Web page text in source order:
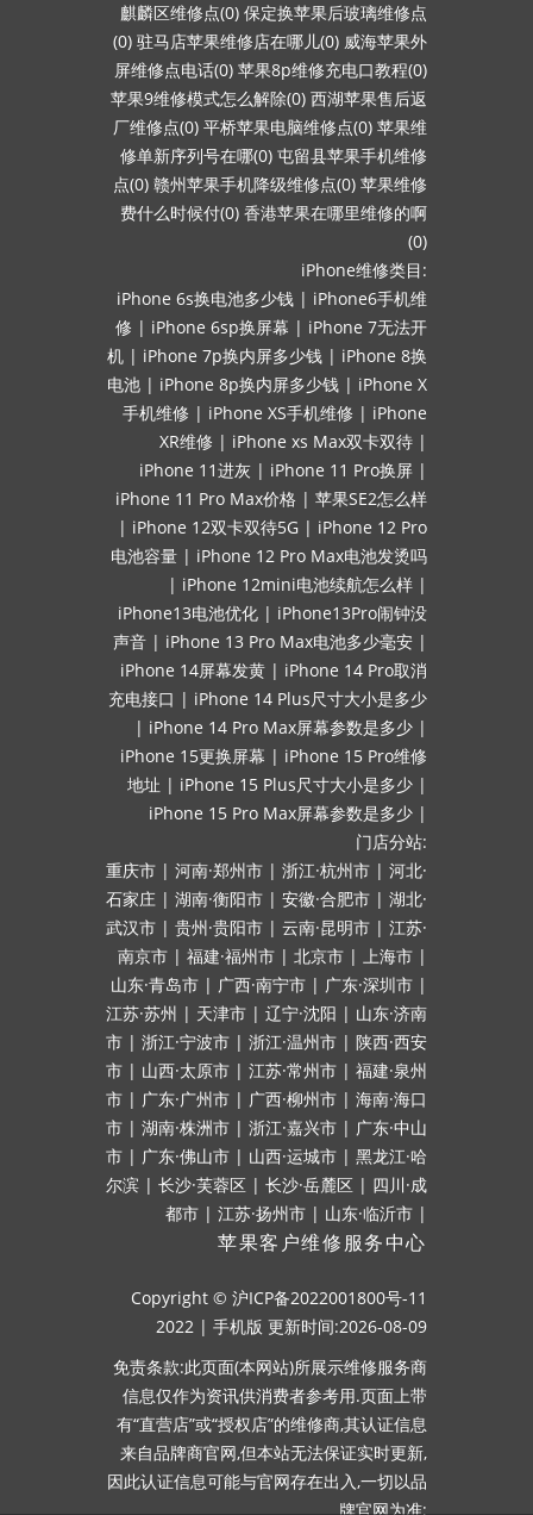
麒麟区维修点(0) 保定换苹果后玻璃维修点
(0) 驻马店苹果维修店在哪儿(0) 威海苹果外
屏维修点电话(0) 苹果8p维修充电口教程(0)
苹果9维修模式怎么解除(0) 西湖苹果售后返
厂维修点(0) 平桥苹果电脑维修点(0) 苹果维
修单新序列号在哪(0) 屯留县苹果手机维修
点(0) 赣州苹果手机降级维修点(0) 苹果维修
费什么时候付(0) 香港苹果在哪里维修的啊
(0)
iPhone维修类目:
iPhone 6s换电池多少钱 | iPhone6手机维
修 | iPhone 6sp换屏幕 | iPhone 7无法开
机 | iPhone 7p换内屏多少钱 | iPhone 8换
电池 | iPhone 8p换内屏多少钱 | iPhone X
手机维修 | iPhone XS手机维修 | iPhone
XR维修 | iPhone xs Max双卡双待 |
iPhone 11进灰 | iPhone 11 Pro换屏 |
iPhone 11 Pro Max价格 | 苹果SE2怎么样
| iPhone 12双卡双待5G | iPhone 12 Pro
电池容量 | iPhone 12 Pro Max电池发烫吗
| iPhone 12mini电池续航怎么样 |
iPhone13电池优化 | iPhone13Pro闹钟没
声音 | iPhone 13 Pro Max电池多少毫安 |
iPhone 14屏幕发黄 | iPhone 14 Pro取消
充电接口 | iPhone 14 Plus尺寸大小是多少
| iPhone 14 Pro Max屏幕参数是多少 |
iPhone 15更换屏幕 | iPhone 15 Pro维修
地址 | iPhone 15 Plus尺寸大小是多少 |
iPhone 15 Pro Max屏幕参数是多少 |
门店分站:
重庆市 | 河南·郑州市 | 浙江·杭州市 | 河北·
石家庄 | 湖南·衡阳市 | 安徽·合肥市 | 湖北·
武汉市 | 贵州·贵阳市 | 云南·昆明市 | 江苏·
南京市 | 福建·福州市 | 北京市 | 上海市 |
山东·青岛市 | 广西·南宁市 | 广东·深圳市 |
江苏·苏州 | 天津市 | 辽宁·沈阳 | 山东·济南
市 | 浙江·宁波市 | 浙江·温州市 | 陕西·西安
市 | 山西·太原市 | 江苏·常州市 | 福建·泉州
市 | 广东·广州市 | 广西·柳州市 | 海南·海口
市 | 湖南·株洲市 | 浙江·嘉兴市 | 广东·中山
市 | 广东·佛山市 | 山西·运城市 | 黑龙江·哈
尔滨 | 长沙·芙蓉区 | 长沙·岳麓区 | 四川·成
都市 | 江苏·扬州市 | 山东·临沂市 |
苹果客户维修服务中心
Copyright © 沪ICP备2022001800号-11
2022 | 手机版 更新时间:2026-08-09
免责条款:此页面(本网站)所展示维修服务商
信息仅作为资讯供消费者参考用.页面上带
有“直营店”或“授权店”的维修商,其认证信息
来自品牌商官网,但本站无法保证实时更新,
因此认证信息可能与官网存在出入,一切以品
牌官网为准;